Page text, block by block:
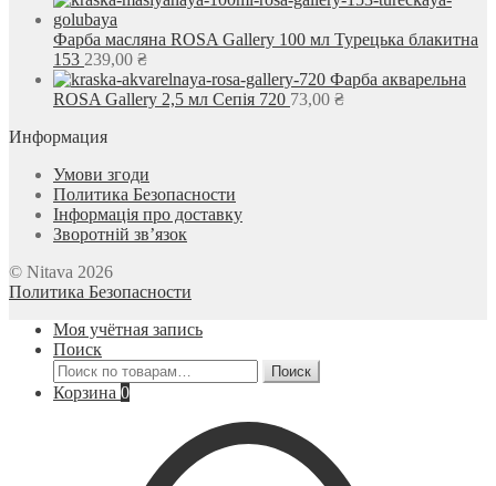
Фарба масляна ROSA Gallery 100 мл Турецька блакитна
153 239,00 ₴
Фарба акварельна
ROSA Gallery 2,5 мл Сепія 720 73,00 ₴
Информация
Умови згоди
Политика Безопасности
Інформація про доставку
Зворотній зв’язок
© Nitava 2026
Политика Безопасности
Моя учётная запись
Поиск
Искать:
Поиск
Корзина 0